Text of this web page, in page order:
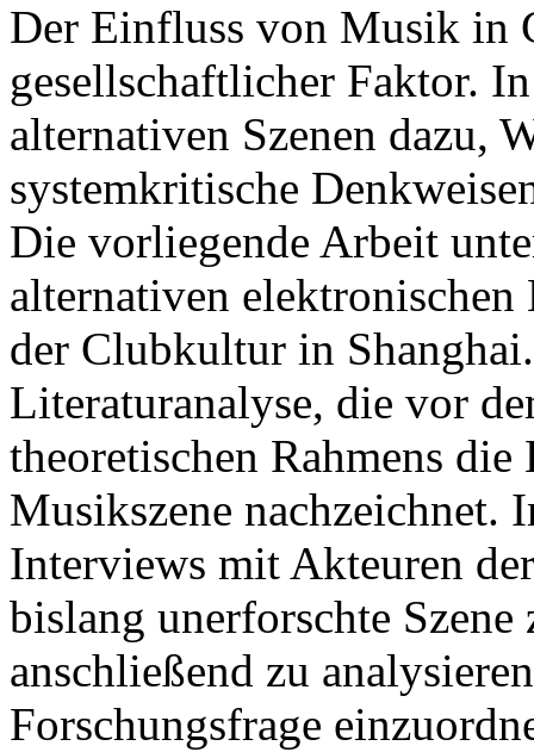
Der Einfluss von Musik in
gesellschaftlicher Faktor.
alternativen Szenen dazu,
systemkritische
Die vorliegende Arbeit
alternativen
der Clubkultur in
Literaturanalyse, die vor
theoretischen Rahmens
Musikszene nachzeichnet.
Interviews mit Akteuren
bislang unerforschte
anschließend zu
Forschungsfrage